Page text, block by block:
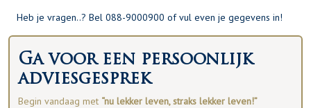
Heb je vragen..? Bel 088-9000900 of vul even je gegevens in!
Ga voor een persoonlijk
adviesgesprek
Begin vandaag met “nu lekker leven, straks lekker leven!”